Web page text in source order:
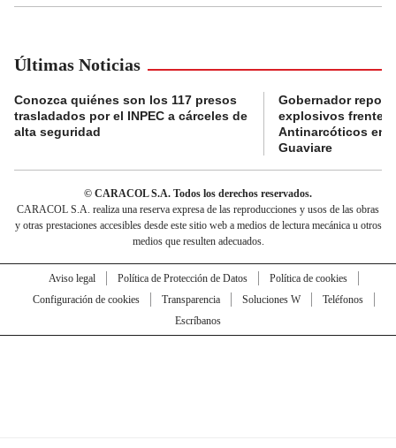
Últimas Noticias
Conozca quiénes son los 117 presos
trasladados por el INPEC a cárceles de
alta seguridad
Gobernador
explosivos frente a
Antinarcóticos en
Guaviare
© CARACOL S.A. Todos los derechos reservados.
CARACOL S.A. realiza una reserva expresa de las reproducciones y usos de las obras
y otras prestaciones accesibles desde este sitio web a medios de lectura mecánica u otros
medios que resulten adecuados.
Aviso legal Política de Protección de Datos
Política de cookies
Configuración de cookies
Transparencia Soluciones W
Teléfonos
Escríbanos